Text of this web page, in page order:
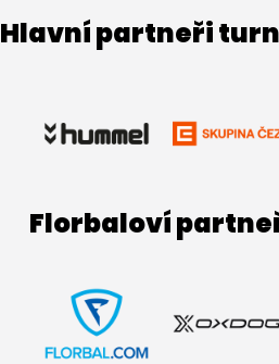
Hlavní partneři
Florbaloví